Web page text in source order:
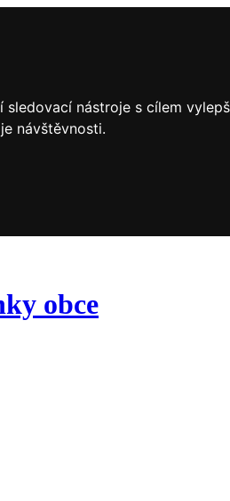
nástroje s cílem
návštěvnosti.
obce